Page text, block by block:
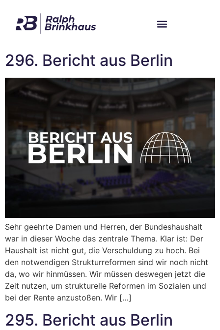
296. Bericht aus Berlin
Sehr geehrte Damen und Herren, der Bundeshaushalt
war in dieser Woche das zentrale Thema. Klar ist: Der
Haushalt ist nicht gut, die Verschuldung zu hoch. Bei
den notwendigen Strukturreformen sind wir noch nicht
da, wo wir hinmüssen. Wir müssen deswegen jetzt die
Zeit nutzen, um strukturelle Reformen im Sozialen und
bei der Rente anzustoßen. Wir […]
295. Bericht aus Berlin